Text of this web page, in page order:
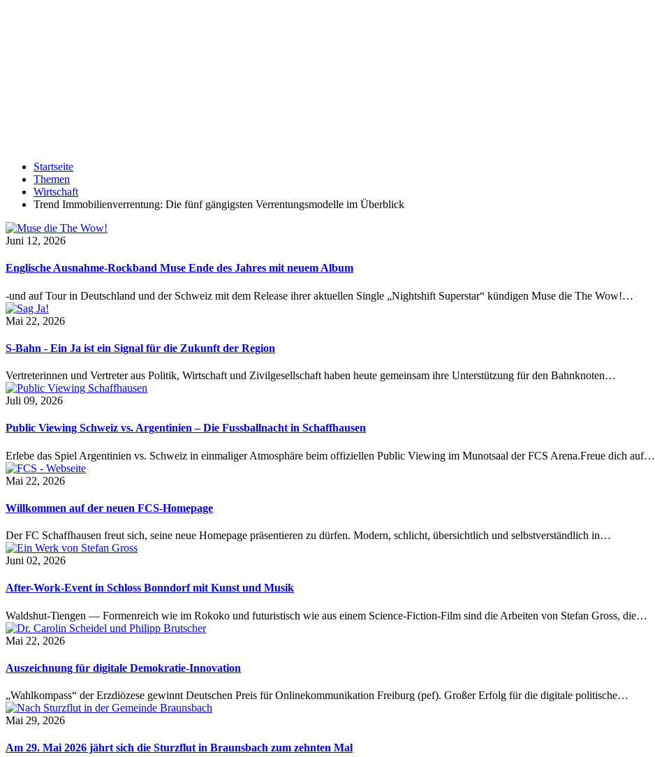
Startseite
Themen
Wirtschaft
Trend Immobilienverrentung: Die fünf gängigsten Verrentungsmodelle im Überblick
Juni 12, 2026
Englische Ausnahme-Rockband Muse Ende des Jahres mit neuem Album
-und auf Tour in Deutschland und der Schweiz mit dem Release ihrer aktuellen Single „Nightshift Superstar“ kündigen Muse die The Wow!…
Mai 22, 2026
S-Bahn - Ein Ja ist ein Signal für die Zukunft der Region
Vertreterinnen und Vertreter aus Politik, Wirtschaft und Zivilgesellschaft haben heute gemeinsam ihre Unterstützung für den Bahnknoten…
Juli 09, 2026
Public Viewing Schweiz vs. Argentinien – Die Fussballnacht in Schaffhausen
Erlebe das Spiel Argentinien vs. Schweiz in einmaliger Atmosphäre beim offiziellen Public Viewing im Munotsaal der FCS Arena.Freue dich auf…
Mai 22, 2026
Willkommen auf der neuen FCS-Homepage
Der FC Schaffhausen freut sich, seine neue Homepage präsentieren zu dürfen. Modern, schlicht, übersichtlich und selbstverständlich in…
Juni 02, 2026
After-Work-Event in Schloss Bonndorf mit Kunst und Musik
Waldshut-Tiengen — Formenreich wie im Rokoko und futuristisch wie aus einem Science-Fiction-Film sind die Arbeiten von Stefan Gross, die…
Mai 22, 2026
Auszeichnung für digitale Demokratie-Innovation
„Wahlkompass“ der Erzdiözese gewinnt Deutschen Preis für Onlinekommunikation Freiburg (pef). Großer Erfolg für die digitale politische…
Mai 29, 2026
Am 29. Mai 2026 jährt sich die Sturzflut in Braunsbach zum zehnten Mal